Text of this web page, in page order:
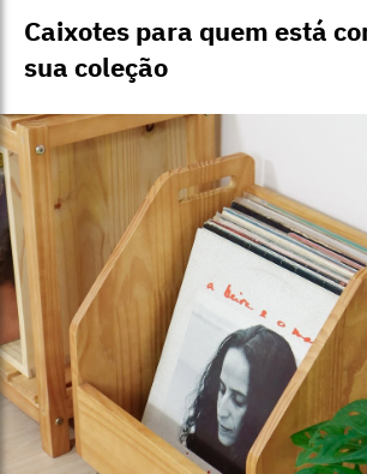
Caixotes para quem está
sua coleção